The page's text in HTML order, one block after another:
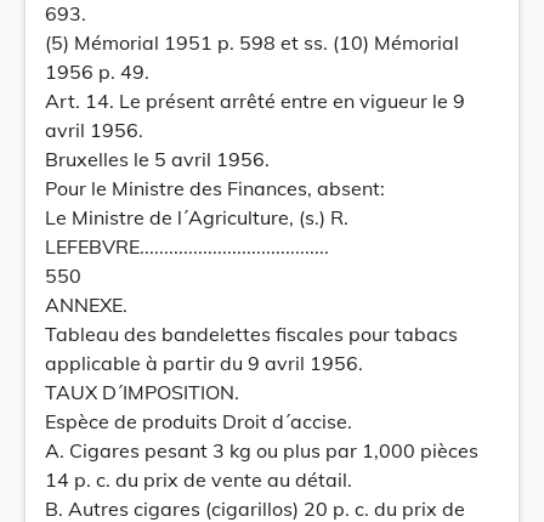
693.
(5) Mémorial 1951 p. 598 et ss. (10) Mémorial
1956 p. 49.
Art. 14. Le présent arrêté entre en vigueur le 9
avril 1956.
Bruxelles le 5 avril 1956.
Pour le Ministre des Finances, absent:
Le Ministre de l´Agriculture, (s.) R.
LEFEBVRE.......................................
550
ANNEXE.
Tableau des bandelettes fiscales pour tabacs
applicable à partir du 9 avril 1956.
TAUX D´IMPOSITION.
Espèce de produits Droit d´accise.
A. Cigares pesant 3 kg ou plus par 1,000 pièces
14 p. c. du prix de vente au détail.
B. Autres cigares (cigarillos) 20 p. c. du prix de